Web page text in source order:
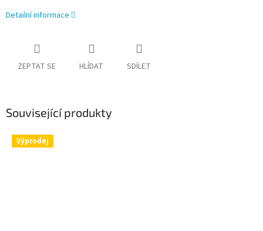
Detailní informace
ZEPTAT SE HLÍDAT SDÍLET
Související produkty
Výprodej